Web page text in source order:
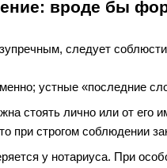
вроде бы
следует
устные «последние
стоять лично или от его
при строгом соблюдении
у нотариуса. При